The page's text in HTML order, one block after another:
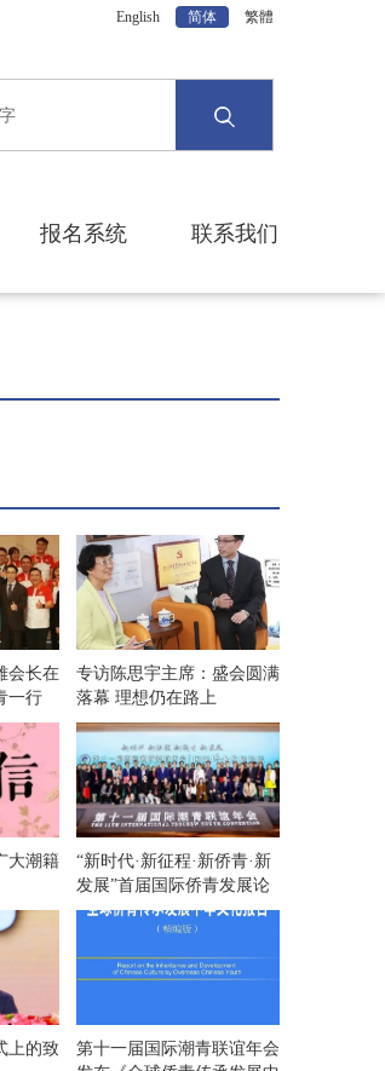
English 简体 繁體
报名系统 联系我们
会长在
一行
专访陈思宇主席：盛会圆满
落幕 理想仍在路上
大潮籍
“新时代·新征程·新侨青·新
发展”首届国际侨青发展论
坛在京举办
上的致
第十一届国际潮青联谊年会